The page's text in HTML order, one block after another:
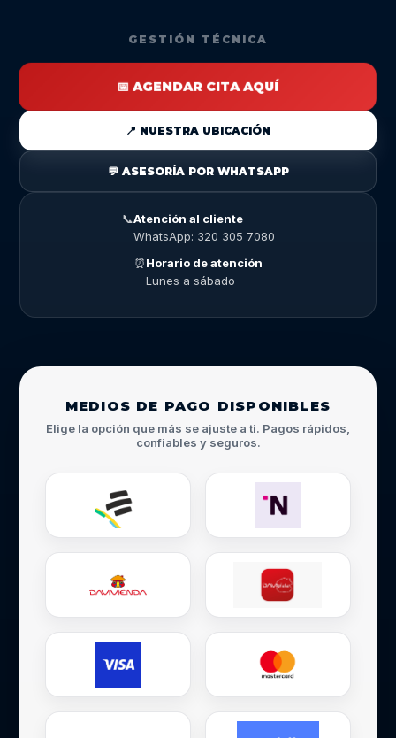
GESTIÓN TÉCNICA
📅 AGENDAR CITA AQUÍ
📍 NUESTRA UBICACIÓN
💬 ASESORÍA POR WHATSAPP
📞Atención al cliente
WhatsApp: 320 305 7080
⏰Horario de atención
Lunes a sábado
MEDIOS DE PAGO DISPONIBLES
Elige la opción que más se ajuste a ti. Pagos rápidos,
confiables y seguros.